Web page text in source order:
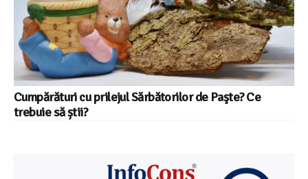
Cumpărături cu prilejul Sărbătorilor de Paşte? Ce
trebuie să știi?